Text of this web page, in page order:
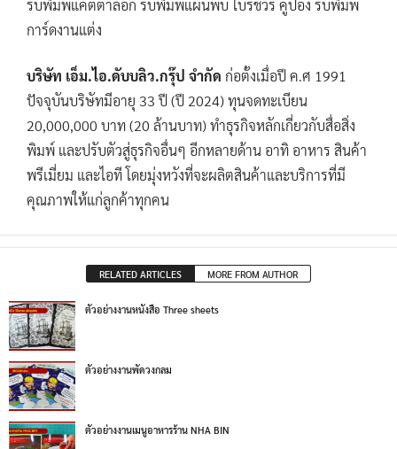
รับพิมพ์แคตตาล็อก รับพิมพ์แผ่นพับ โบรชัวร์ คูปอง รับพิมพ์
การ์ดงานแต่ง
บริษัท เอ็ม.ไอ.ดับบลิว.กรุ๊ป จำกัด ก่อตั้งเมื่อปี ค.ศ 1991
ปัจจุบันบริษัทมีอายุ 33 ปี (ปี 2024) ทุนจดทะเบียน
20,000,000 บาท (20 ล้านบาท) ทำธุรกิจหลักเกี่ยวกับสื่อสิ่ง
พิมพ์ และปรับตัวสู่ธุรกิจอื่นๆ อีกหลายด้าน อาทิ อาหาร สินค้า
พรีเมี่ยม และไอที โดยมุ่งหวังที่จะผลิตสินค้าและบริการที่มี
คุณภาพให้แก่ลูกค้าทุกคน
RELATED ARTICLES MORE FROM AUTHOR
ตัวอย่างงานหนังสือ Three sheets
ตัวอย่างงานพัดวงกลม
ตัวอย่างงานเมนูอาหารร้าน NHA BIN